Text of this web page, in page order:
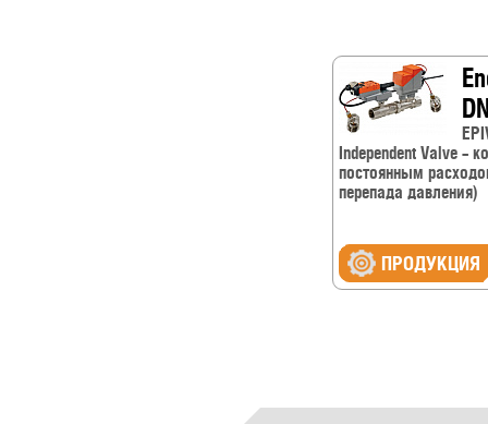
Independent Valve –
постоянным
перепада давления)
ПРОДУКЦИЯ